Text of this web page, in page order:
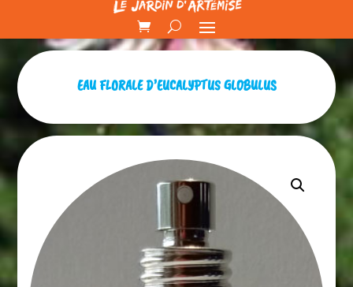
EAU FLORALE D’EUCALYPTUS GLOBULUS